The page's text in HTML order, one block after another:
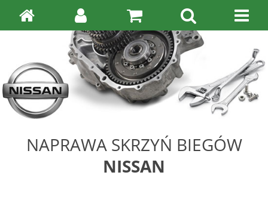
NAPRAWA SKRZYŃ BIEGÓW
NISSAN